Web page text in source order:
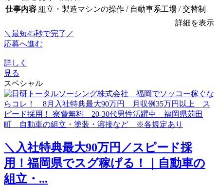
仕事内容 組立・製造マシンの操作 / 自動車系工場 / 交替制
詳細を表示
＼最短45秒で完了／
応募へ進む
詳しく
見る
スペシャル
＼入社特典最大90万円／スピード採
用！福岡県でスグ稼げる！｜自動車の
組立・...